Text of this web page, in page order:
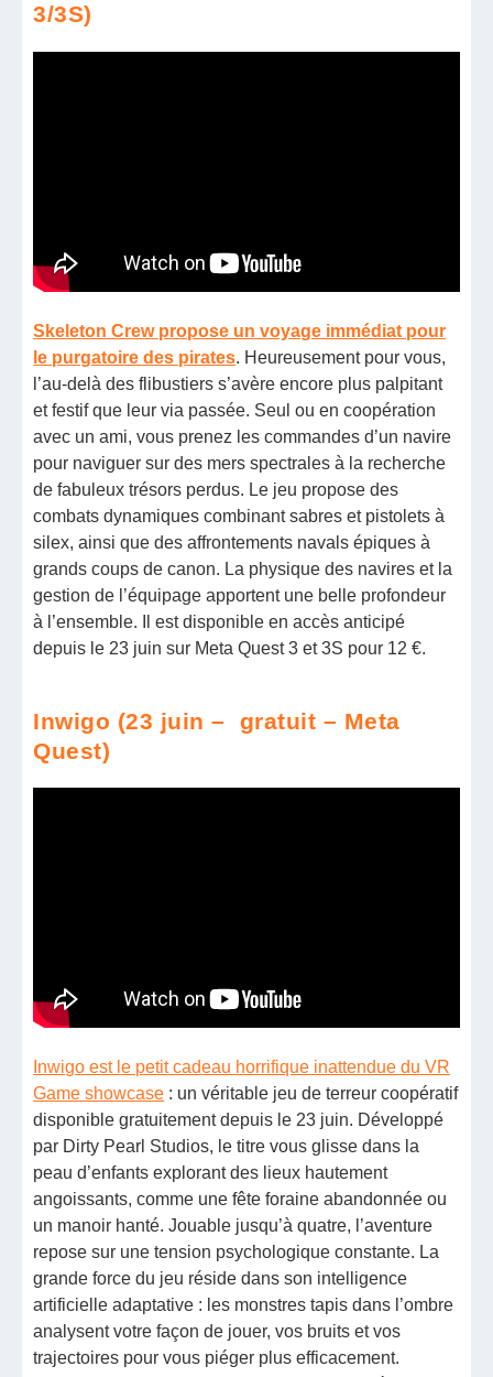
3/3S)
Skeleton Crew propose un voyage immédiat pour
le purgatoire des pirates. Heureusement pour vous,
l’au-delà des flibustiers s’avère encore plus palpitant
et festif que leur via passée. Seul ou en coopération
avec un ami, vous prenez les commandes d’un navire
pour naviguer sur des mers spectrales à la recherche
de fabuleux trésors perdus. Le jeu propose des
combats dynamiques combinant sabres et pistolets à
silex, ainsi que des affrontements navals épiques à
grands coups de canon. La physique des navires et la
gestion de l’équipage apportent une belle profondeur
à l’ensemble. Il est disponible en accès anticipé
depuis le 23 juin sur Meta Quest 3 et 3S pour 12 €.
Inwigo (23 juin – gratuit – Meta
Quest)
Inwigo est le petit cadeau horrifique inattendue du VR
Game showcase : un véritable jeu de terreur coopératif
disponible gratuitement depuis le 23 juin. Développé
par Dirty Pearl Studios, le titre vous glisse dans la
peau d’enfants explorant des lieux hautement
angoissants, comme une fête foraine abandonnée ou
un manoir hanté. Jouable jusqu’à quatre, l’aventure
repose sur une tension psychologique constante. La
grande force du jeu réside dans son intelligence
artificielle adaptative : les monstres tapis dans l’ombre
analysent votre façon de jouer, vos bruits et vos
trajectoires pour vous piéger plus efficacement.